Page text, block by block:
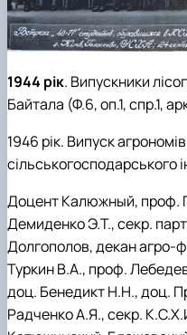
1944 рік. Випускники
Байтала (Ф.6, оп.1, спр.1,
1946 рік. Випуск
сільськогосподарського
Доцент Калюжный, проф.
Демиденко Э.Т., секр.
Долгополов, декан агро-
Туркин В.А., проф.
доц. Бенедикт Н.Н., доц.
Радченко А.Я., секр.